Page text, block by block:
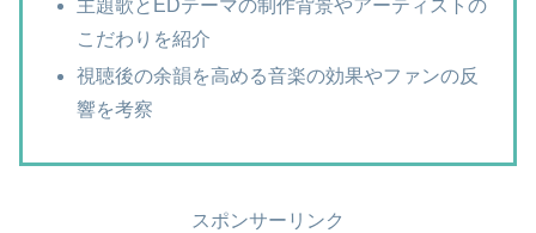
主題歌とEDテーマの制作背景やアーティストの
こだわりを紹介
視聴後の余韻を高める音楽の効果やファンの反
響を考察
スポンサーリンク